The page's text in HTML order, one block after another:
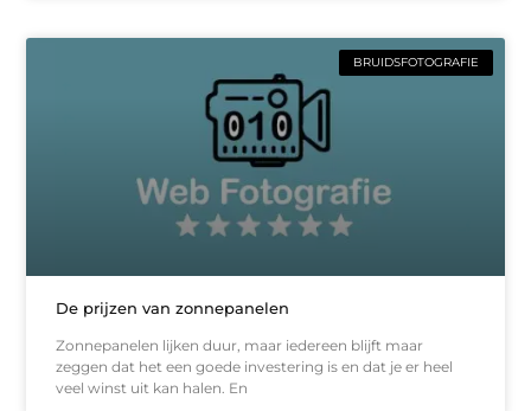
BRUIDSFOTOGRAFIE
De prijzen van zonnepanelen
Zonnepanelen lijken duur, maar iedereen blijft maar
zeggen dat het een goede investering is en dat je er heel
veel winst uit kan halen. En